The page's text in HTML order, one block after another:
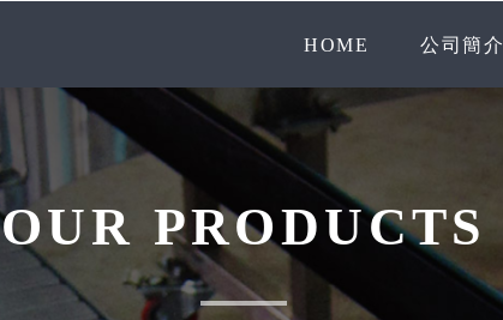
HOME 公司簡介
OUR PRODUCTS